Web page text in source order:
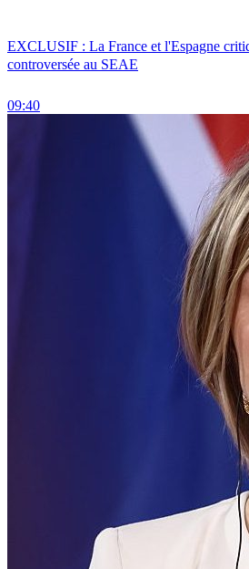
EXCLUSIF : La France et l'Espagne
controversée au SEAE
09:40